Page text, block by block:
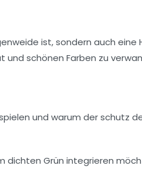
ist, sondern auch eine
und schönen Farben zu
dichten Grün integrieren